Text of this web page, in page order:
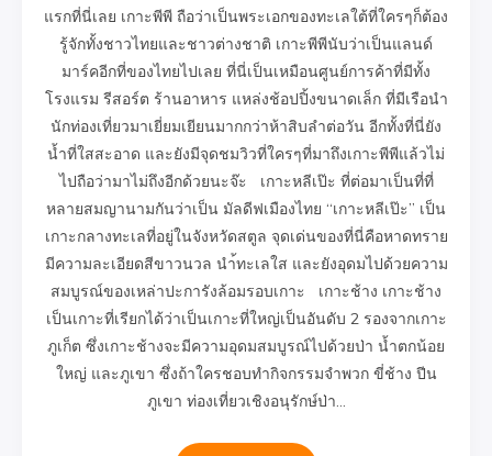
แรกที่นี่เลย เกาะพีพี ถือว่าเป็นพระเอกของทะเลใต้ที่ใครๆก็ต้อง
รู้จักทั้งชาวไทยและชาวต่างชาติ เกาะพีพีนับว่าเป็นแลนด์
มาร์คอีกที่ของไทยไปเลย ที่นี่เป็นเหมือนศูนย์การค้าที่มีทั้ง
โรงแรม รีสอร์ต ร้านอาหาร แหล่งช้อปปิ้งขนาดเล็ก ที่มีเรือนำ
นักท่องเที่ยวมาเยี่ยมเยียนมากกว่าห้าสิบลำต่อวัน อีกทั้งที่นี่ยัง
น้ำที่ใสสะอาด และยังมีจุดชมวิวที่ใครๆที่มาถึงเกาะพีพีแล้วไม่
ไปถือว่ามาไม่ถึงอีกด้วยนะจ๊ะ เกาะหลีเป๊ะ ที่ต่อมาเป็นที่ที่
หลายสมญานามกันว่าเป็น มัลดีฟเมืองไทย “เกาะหลีเป๊ะ” เป็น
เกาะกลางทะเลที่อยู่ในจังหวัดสตูล จุดเด่นของที่นี่คือหาดทราย
มีความละเอียดสีขาวนวล นำ้ทะเลใส และยังอุดมไปด้วยความ
สมบูรณ์ของเหล่าปะการังล้อมรอบเกาะ เกาะช้าง เกาะช้าง
เป็นเกาะที่เรียกได้ว่าเป็นเกาะที่ใหญ่เป็นอันดับ 2 รองจากเกาะ
ภูเก็ต ซึ่งเกาะช้างจะมีความอุดมสมบูรณ์ไปด้วยป่า น้ำตกน้อย
ใหญ่ และภูเขา ซึ่งถ้าใครชอบทำกิจกรรมจำพวก ขี่ช้าง ปีน
ภูเขา ท่องเที่ยวเชิงอนุรักษ์ป่า…